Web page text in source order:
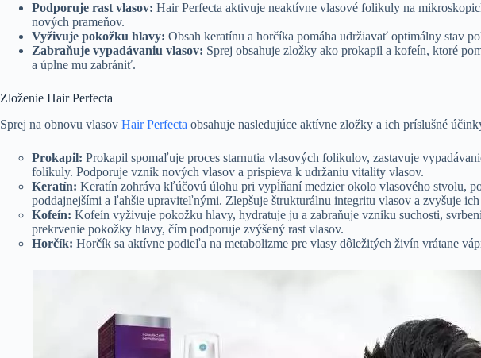
Podporuje rast vlasov: Hair Perfecta aktivuje neaktívne vlasové folikuly na
nových prameňov.
Vyživuje pokožku hlavy: Obsah keratínu a horčíka pomáha udržiavať optimálny stav
Zabraňuje vypadávaniu vlasov: Sprej obsahuje zložky ako prokapil a kofeín, ktoré
a úplne mu zabrániť.
Zloženie Hair Perfecta
Sprej na obnovu vlasov Hair Perfecta obsahuje nasledujúce aktívne zložky a ich príslušné
Prokapil: Prokapil spomaľuje proces starnutia vlasových folikulov, zastavuje
folikuly. Podporuje vznik nových vlasov a prispieva k udržaniu vitality vlasov.
Keratín: Keratín zohráva kľúčovú úlohu pri vypĺňaní medzier okolo vlasového stvolu,
poddajnejšími a ľahšie upraviteľnými. Zlepšuje štrukturálnu integritu vlasov a zvyšuje
Kofeín: Kofeín vyživuje pokožku hlavy, hydratuje ju a zabraňuje vzniku suchosti,
prekrvenie pokožky hlavy, čím podporuje zvýšený rast vlasov.
Horčík: Horčík sa aktívne podieľa na metabolizme pre vlasy dôležitých živín vrátane